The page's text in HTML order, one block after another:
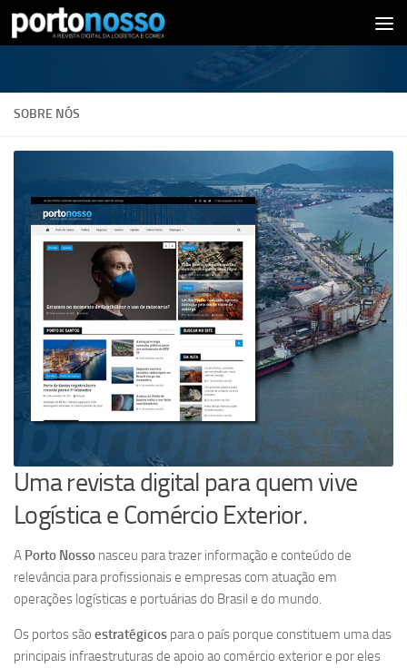
Skip to content
SOBRE NÓS
Uma revista digital para quem vive
Logística e Comércio Exterior.
A Porto Nosso nasceu para trazer informação e conteúdo de
relevância para profissionais e empresas com atuação em
operações logísticas e portuárias do Brasil e do mundo.
Os portos são estratégicos para o país porque constituem uma das
principais infraestruturas de apoio ao comércio exterior e por eles